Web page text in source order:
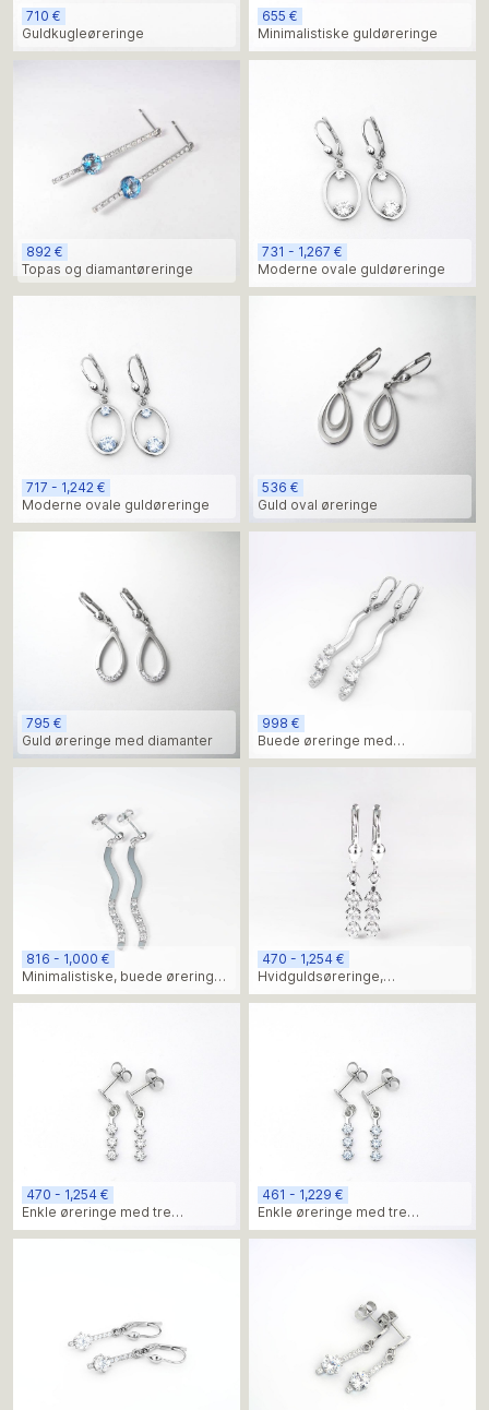
710 €
Guldkugleøreringe
655 €
Minimalistiske guldøreringe
892 €
Topas og diamantøreringe
731 - 1,267 €
Moderne ovale guldøreringe
717 - 1,242 €
Moderne ovale guldøreringe
536 €
Guld oval øreringe
795 €
Guld øreringe med diamanter
998 €
Buede øreringe med
moissanitsten
816 - 1,000 €
Minimalistiske, buede øreringe
med diamanter
470 - 1,254 €
Hvidguldsøreringe,
minimalistisk design,
470 - 1,254 €
Enkle øreringe med tre
diamanter
461 - 1,229 €
Enkle øreringe med tre
diamanter